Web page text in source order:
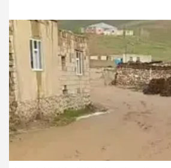
29.06.2026 Gündem